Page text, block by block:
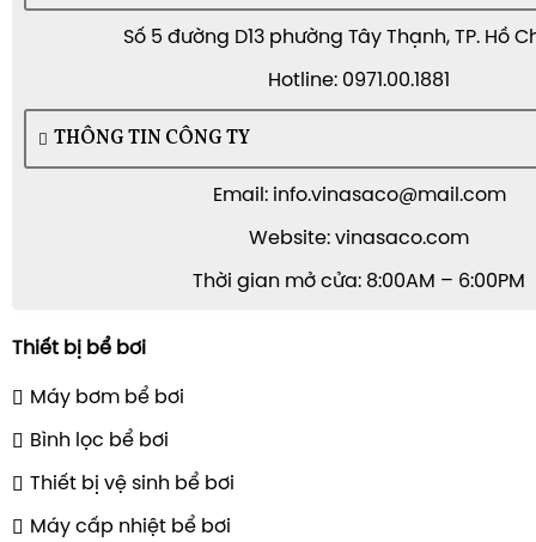
Số 5 đường D13 phường Tây Thạnh, TP. Hồ
Hotline: 0971.00.1881
THÔNG TIN CÔNG TY
Email: info.vinasaco@mail.com
Website: vinasaco.com
Thời gian mở cửa: 8:00AM – 6:00PM
Thiết bị bể bơi
Máy bơm bể bơi
Bình lọc bể bơi
Thiết bị vệ sinh bể bơi
Máy cấp nhiệt bể bơi